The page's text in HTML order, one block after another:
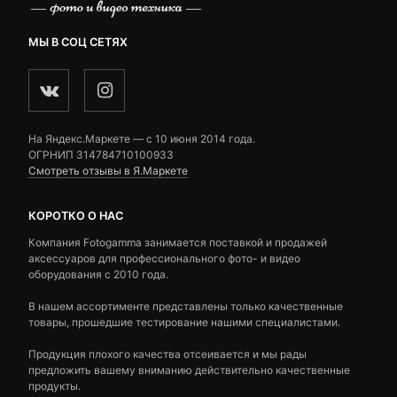
МЫ В СОЦ СЕТЯХ
На Яндекс.Маркете — c 10 июня 2014 года.
ОГРНИП 314784710100933
Смотреть отзывы в Я.Маркете
КОРОТКО О НАС
Компания Fotogamma занимается поставкой и продажей
аксессуаров для профессионального фото- и видео
оборудования с 2010 года.
В нашем ассортименте представлены только качественные
товары, прошедшие тестирование нашими специалистами.
Продукция плохого качества отсеивается и мы рады
предложить вашему вниманию действительно качественные
продукты.